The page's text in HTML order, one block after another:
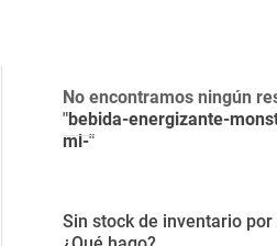
No encontramos ningún
"bebida-energizante-
ml-"
Sin stock de inventario